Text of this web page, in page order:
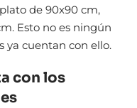
de 90x90 cm,
Esto no es ningún
ya cuentan con ello.
con los